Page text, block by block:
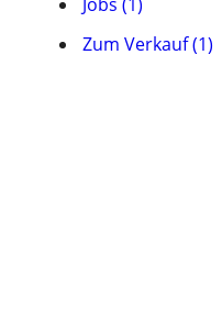
Zum Verkauf (1)